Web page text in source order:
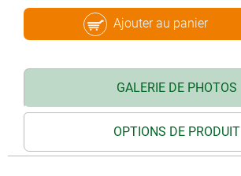
Ajouter au panier
GALERIE DE PHOTOS
OPTIONS DE PRODUIT